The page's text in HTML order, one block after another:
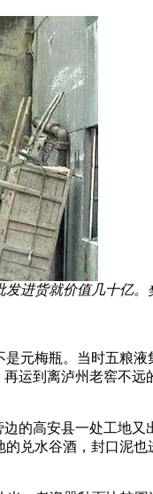
进货就价值几十亿
元梅瓶。当时五粮
运到离泸州老窖不
的高安县一处工地
兑水谷酒，封口